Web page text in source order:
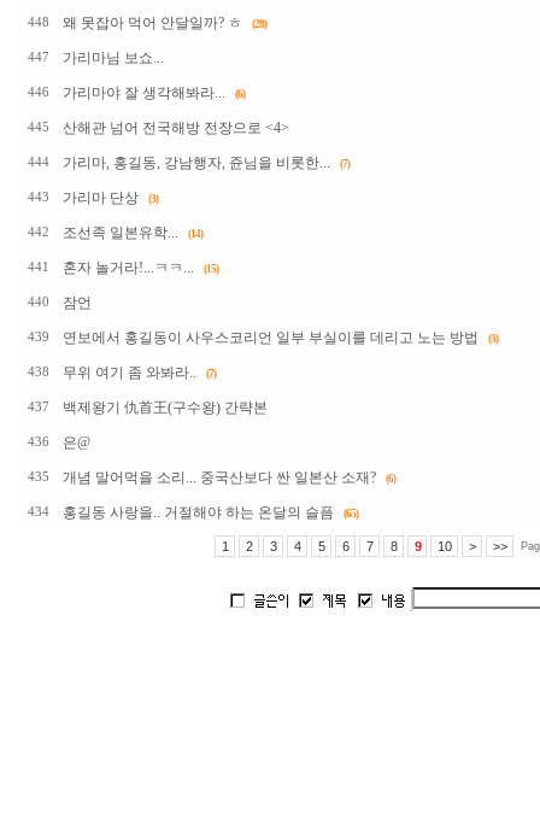
448 왜 못잡아 먹어 안달일까? ㅎ (28)
447 가리마님 보쇼...
446 가리마야 잘 생각해봐라... (6)
445 산해관 넘어 전국해방 전장으로 <4>
444 가리마, 홍길동, 강남행자, 쥰님을 비롯한... (7)
443 가리마 단상 (3)
442 조선족 일본유학... (14)
441 혼자 놀거라!...ㅋㅋ... (15)
440 잠언
439 연보에서 홍길동이 사우스코리언 일부 부실이를 데리고 노는 방법 (3)
438 무위 여기 좀 와봐라.. (7)
437 백제왕기 仇首王(구수왕) 간략본
436 은@
435 개념 말어먹을 소리... 중국산보다 싼 일본산 소재? (6)
434 홍길동 사랑을.. 거절해야 하는 온달의 슬픔 (65)
1 2 3 4 5 6 7 8 9 10 > >>